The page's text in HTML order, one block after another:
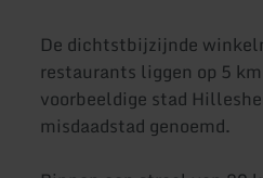
De dichtstbijzijnde
restaurants liggen op 5
voorbeeldige stad
misdaadstad genoemd.